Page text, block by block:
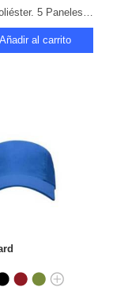
Añadir al carrito